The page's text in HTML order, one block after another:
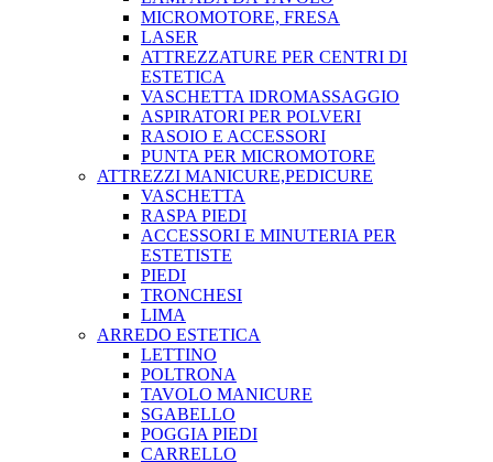
MICROMOTORE, FRESA
LASER
ATTREZZATURE PER CENTRI DI
ESTETICA
VASCHETTA IDROMASSAGGIO
ASPIRATORI PER POLVERI
RASOIO E ACCESSORI
PUNTA PER MICROMOTORE
ATTREZZI MANICURE,PEDICURE
VASCHETTA
RASPA PIEDI
ACCESSORI E MINUTERIA PER
ESTETISTE
PIEDI
TRONCHESI
LIMA
ARREDO ESTETICA
LETTINO
POLTRONA
TAVOLO MANICURE
SGABELLO
POGGIA PIEDI
CARRELLO